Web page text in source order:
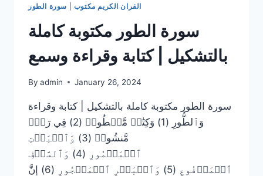
كتابة
وقراءة
وسمع
القران الكريم مكتوب سورة الطور
سورة الطور مكتوبة كاملة
بالتشكيل | كتابة وقراءة وسمع
By admin January 26, 2024
سورة الطور مكتوبة كاملة بالتشكيل | كتابة وقراءة
وَٱلطُّورِ (1) وَكِتَٰبٖ مَّسۡطُورٖ (2) فِي رَقّٖ
مَّنشُورٖ (3) وَٱلۡبَيۡتِ
ٱلۡمَعۡمُورِ (4) وَٱلسَّقۡفِ
ٱلۡمَرۡفُوعِ (5) وَٱلۡبَحۡرِ ٱلۡمَسۡجُورِ (6) إِنَّ